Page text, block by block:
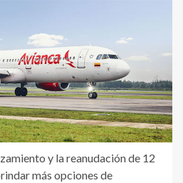
y la reanudación de 12
más opciones de